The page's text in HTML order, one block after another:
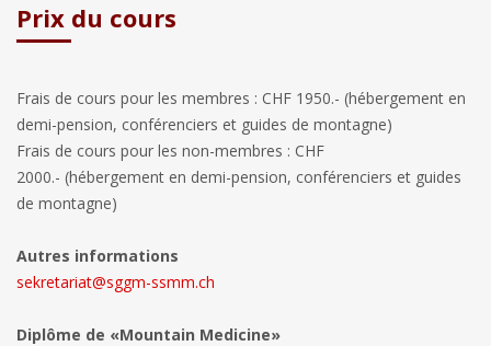
Prix du cours
Frais de cours pour les membres : CHF 1950.- (hébergement en
demi-pension, conférenciers et guides de montagne)
Frais de cours pour les non-membres : CHF
2000.- (hébergement en demi-pension, conférenciers et guides
de montagne)
Autres informations
sekretariat@sggm-ssmm.ch
Diplôme de «Mountain Medicine»